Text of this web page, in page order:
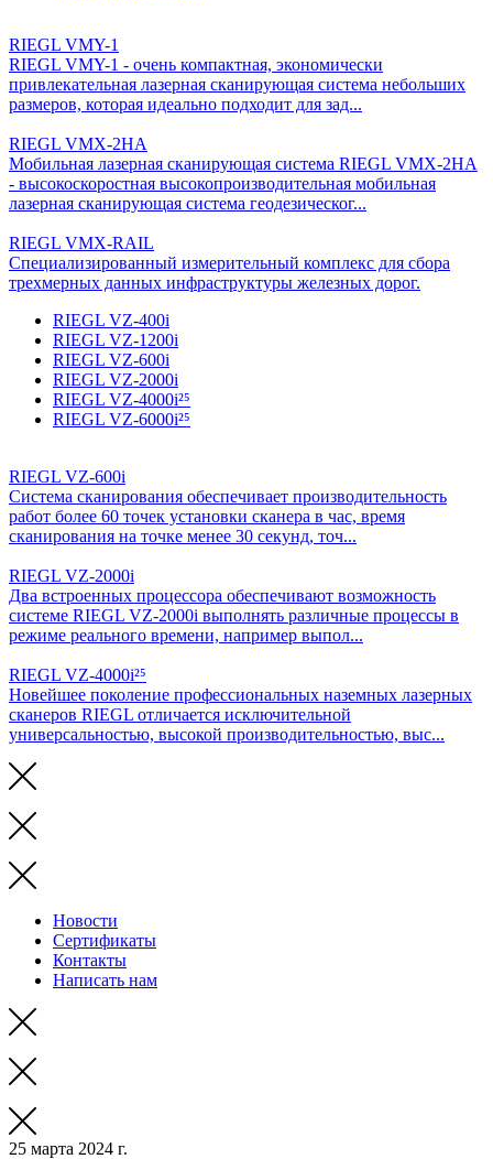
RIEGL VMY-1
RIEGL VMY-1 - очень компактная, экономически
привлекательная лазерная сканирующая система небольших
размеров, которая идеально подходит для зад...
RIEGL VMX-2HA
Мобильная лазерная сканирующая система RIEGL VMX-2HA
- высокоскоростная высокопроизводительная мобильная
лазерная сканирующая система геодезическог...
RIEGL VMX-RAIL
Специализированный измерительный комплекс для сбора
трехмерных данных инфраструктуры железных дорог.
RIEGL VZ-400i
RIEGL VZ-1200i
RIEGL VZ-600i
RIEGL VZ-2000i
RIEGL VZ-4000i²⁵
RIEGL VZ-6000i²⁵
RIEGL VZ-600i
Система сканирования обеспечивает производительность
работ более 60 точек установки сканера в час, время
сканирования на точке менее 30 секунд, точ...
RIEGL VZ-2000i
Два встроенных процессора обеспечивают возможность
системе RIEGL VZ-2000i выполнять различные процессы в
режиме реального времени, например выпол...
RIEGL VZ-4000i²⁵
Новейшее поколение профессиональных наземных лазерных
сканеров RIEGL отличается исключительной
универсальностью, высокой производительностью, выс...
Новости
Сертификаты
Контакты
Написать нам
25 марта 2024 г.